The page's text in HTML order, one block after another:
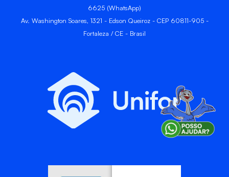
6625 (WhatsApp)
Av. Washington Soares, 1321 - Edson Queiroz - CEP 60811-905 -
Fortaleza / CE - Brasil